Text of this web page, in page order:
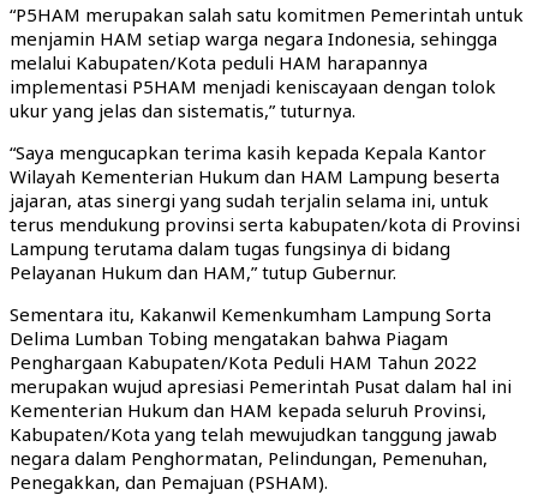
“P5HAM merupakan salah satu komitmen Pemerintah untuk
menjamin HAM setiap warga negara Indonesia, sehingga
melalui Kabupaten/Kota peduli HAM harapannya
implementasi P5HAM menjadi keniscayaan dengan tolok
ukur yang jelas dan sistematis,” tuturnya.
“Saya mengucapkan terima kasih kepada Kepala Kantor
Wilayah Kementerian Hukum dan HAM Lampung beserta
jajaran, atas sinergi yang sudah terjalin selama ini, untuk
terus mendukung provinsi serta kabupaten/kota di Provinsi
Lampung terutama dalam tugas fungsinya di bidang
Pelayanan Hukum dan HAM,” tutup Gubernur.
Sementara itu, Kakanwil Kemenkumham Lampung Sorta
Delima Lumban Tobing mengatakan bahwa Piagam
Penghargaan Kabupaten/Kota Peduli HAM Tahun 2022
merupakan wujud apresiasi Pemerintah Pusat dalam hal ini
Kementerian Hukum dan HAM kepada seluruh Provinsi,
Kabupaten/Kota yang telah mewujudkan tanggung jawab
negara dalam Penghormatan, Pelindungan, Pemenuhan,
Penegakkan, dan Pemajuan (PSHAM).